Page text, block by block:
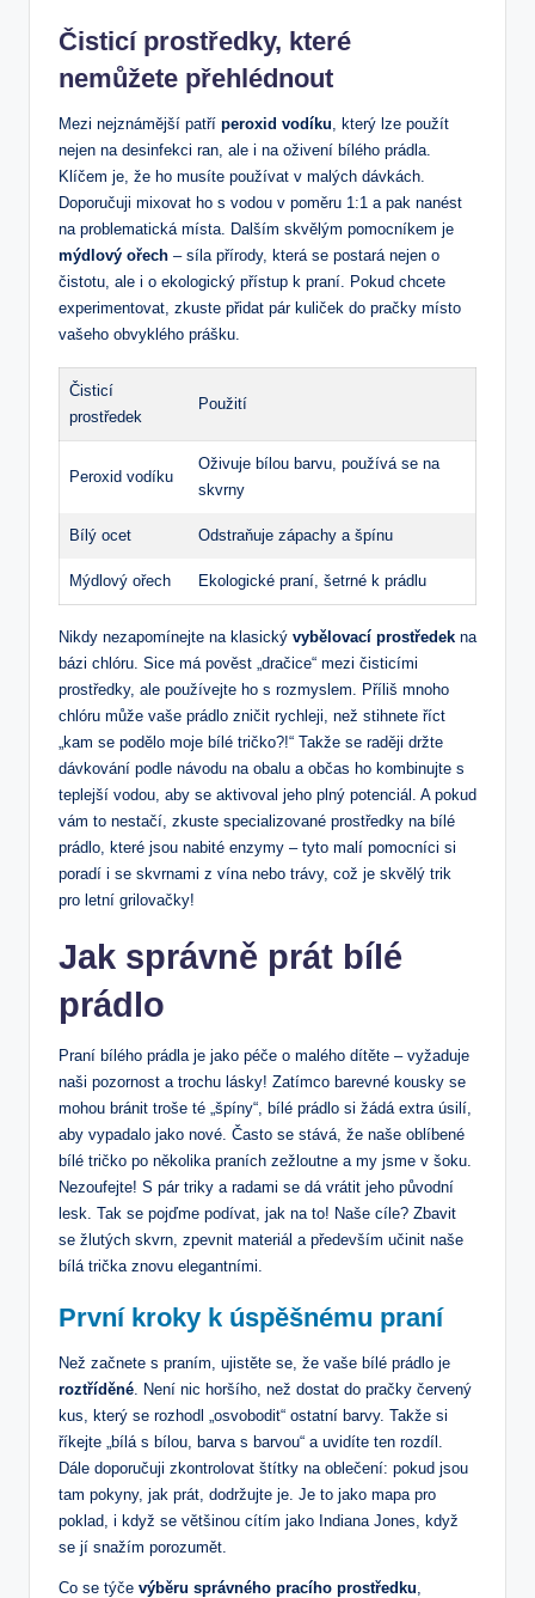
Čisticí prostředky, které
nemůžete přehlédnout
Mezi nejznámější patří peroxid vodíku , který lze použít
nejen na desinfekci ran, ale i na oživení bílého prádla.
Klíčem je, že ho musíte používat v malých dávkách.
Doporučuji mixovat ho s vodou v poměru 1:1 a pak nanést
na problematická místa. Dalším skvělým pomocníkem je
mýdlový ořech – síla přírody, která se postará nejen o
čistotu, ale i o ekologický přístup k praní. Pokud chcete
experimentovat, zkuste přidat pár kuliček do pračky místo
vašeho obvyklého prášku.
Čisticí
prostředek
Použití
Peroxid vodíku
Oživuje bílou barvu, používá se na
skvrny
Bílý ocet Odstraňuje zápachy a špínu
Mýdlový ořech Ekologické praní, šetrné k prádlu
Nikdy nezapomínejte na klasický vybělovací prostředek na
bázi chlóru. Sice má pověst „dračice“ mezi čisticími
prostředky, ale používejte ho s rozmyslem. Příliš mnoho
chlóru může vaše prádlo zničit rychleji, než stihnete říct
„kam se podělo moje bílé tričko?!“ Takže se raději držte
dávkování podle návodu na obalu a občas ho kombinujte s
teplejší vodou, aby se aktivoval jeho plný potenciál. A pokud
vám to nestačí, zkuste specializované prostředky na bílé
prádlo, které jsou nabité enzymy – tyto malí pomocníci si
poradí i se skvrnami z vína nebo trávy, což je skvělý trik
pro letní grilovačky!
Jak správně prát bílé
prádlo
Praní bílého prádla je jako péče o malého dítěte – vyžaduje
naši pozornost a trochu lásky! Zatímco barevné kousky se
mohou bránit troše té „špíny“, bílé prádlo si žádá extra úsilí,
aby vypadalo jako nové. Často se stává, že naše oblíbené
bílé tričko po několika praních zežloutne a my jsme v šoku.
Nezoufejte! S pár triky a radami se dá vrátit jeho původní
lesk. Tak se pojďme podívat, jak na to! Naše cíle? Zbavit
se žlutých skvrn, zpevnit materiál a především učinit naše
bílá trička znovu elegantními.
První kroky k úspěšnému praní
Než začnete s praním, ujistěte se, že vaše bílé prádlo je
roztříděné . Není nic horšího, než dostat do pračky červený
kus, který se rozhodl „osvobodit“ ostatní barvy. Takže si
říkejte „bílá s bílou, barva s barvou“ a uvidíte ten rozdíl.
Dále doporučuji zkontrolovat štítky na oblečení: pokud jsou
tam pokyny, jak prát, dodržujte je. Je to jako mapa pro
poklad, i když se většinou cítím jako Indiana Jones, když
se jí snažím porozumět.
Co se týče výběru správného pracího prostředku